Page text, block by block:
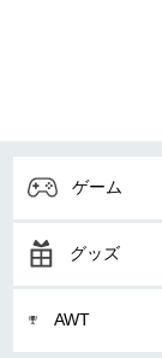
ゲーム
グッズ
AWT